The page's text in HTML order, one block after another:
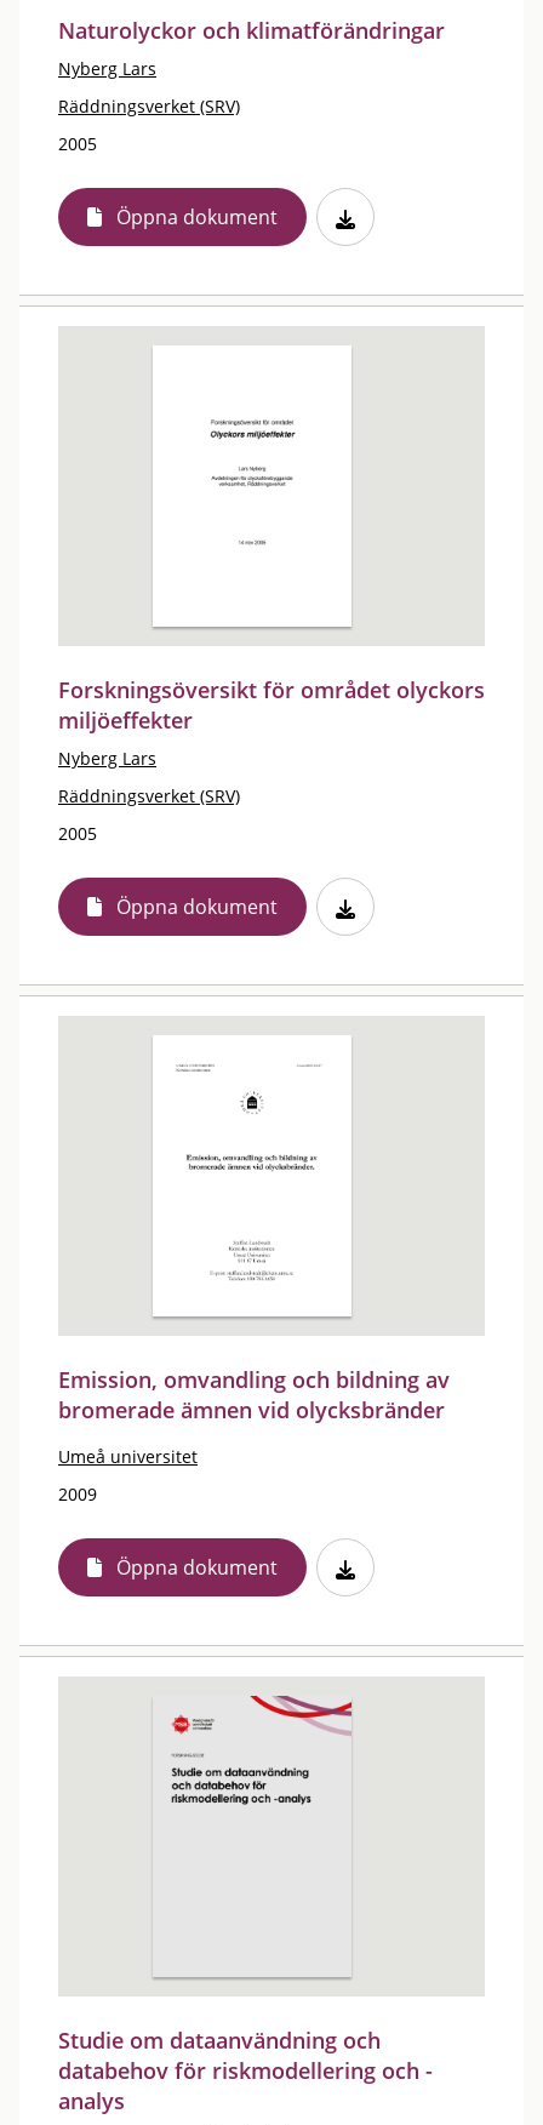
Naturolyckor och klimatförändringar
Nyberg Lars
Räddningsverket (SRV)
2005
Öppna dokument
Forskningsöversikt för området olyckors
miljöeffekter
Nyberg Lars
Räddningsverket (SRV)
2005
Öppna dokument
Emission, omvandling och bildning av
bromerade ämnen vid olycksbränder
Umeå universitet
2009
Öppna dokument
Studie om dataanvändning och
databehov för riskmodellering och -
analys